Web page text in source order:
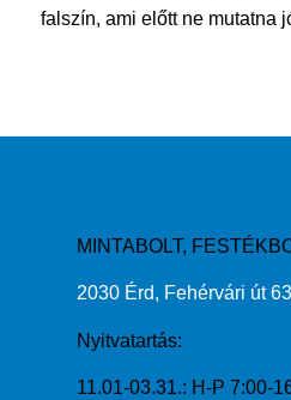
falszín, ami előtt ne mutatna
MINTABOLT,
2030 Érd, Fehérvári út
Nyitvatartás:
11.01-03.31.: H-P 7:00-